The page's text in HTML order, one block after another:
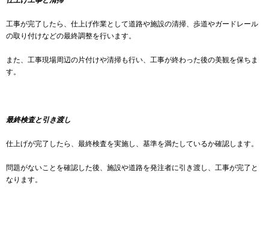
工事が完了したら、仕上げ作業として道路や施設の清掃、歩道やガードレール
の取り付けなどの最終調整を行います。
また、工事現場周辺の片付けや清掃も行い、工事が終わった後の美観を保ちま
す。
最終検査と引き渡し
仕上げが完了したら、最終検査を実施し、基準を満たしているか確認します。
問題がないことを確認した後、施設や道路を発注者に引き渡し、工事が完了と
なります。